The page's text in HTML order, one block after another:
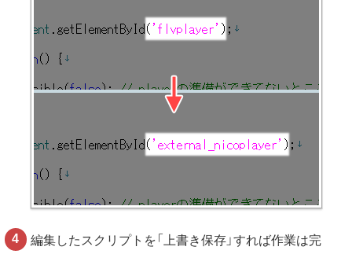
編集したスクリプトを「上書き保存」すれば作業は完